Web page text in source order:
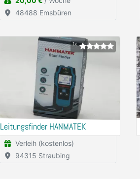
48488 Emsbüren
1x
Leitungsfinder HANMATEK
Verleih (kostenlos)
94315 Straubing